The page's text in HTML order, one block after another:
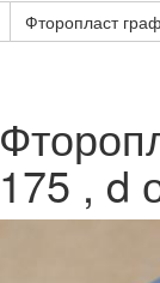
Фторопласт
175 , d